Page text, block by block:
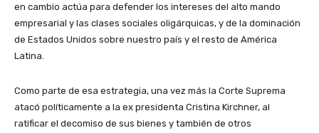
en cambio actúa para defender los intereses del alto mando
empresarial y las clases sociales oligárquicas, y de la dominación
de Estados Unidos sobre nuestro país y el resto de América
Latina.
Como parte de esa estrategia, una vez más la Corte Suprema
atacó políticamente a la ex presidenta Cristina Kirchner, al
ratificar el decomiso de sus bienes y también de otros